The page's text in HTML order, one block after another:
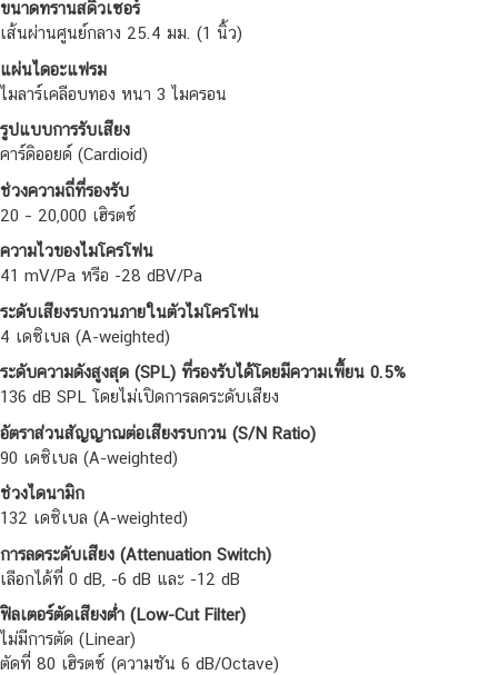
ขนาดทรานสดิวเซอร์
เส้นผ่านศูนย์กลาง 25.4 มม. (1 นิ้ว)
แผ่นไดอะแฟรม
ไมลาร์เคลือบทอง หนา 3 ไมครอน
รูปแบบการรับเสียง
คาร์ดิออยด์ (Cardioid)
ช่วงความถี่ที่รองรับ
20 – 20,000 เฮิรตซ์
ความไวของไมโครโฟน
41 mV/Pa หรือ -28 dBV/Pa
ระดับเสียงรบกวนภายในตัวไมโครโฟน
4 เดซิเบล (A-weighted)
ระดับความดังสูงสุด (SPL) ที่รองรับได้โดยมีความเพี้ยน 0.5%
136 dB SPL โดยไม่เปิดการลดระดับเสียง
อัตราส่วนสัญญาณต่อเสียงรบกวน (S/N Ratio)
90 เดซิเบล (A-weighted)
ช่วงไดนามิก
132 เดซิเบล (A-weighted)
การลดระดับเสียง (Attenuation Switch)
เลือกได้ที่ 0 dB, -6 dB และ -12 dB
ฟิลเตอร์ตัดเสียงต่ำ (Low-Cut Filter)
ไม่มีการตัด (Linear)
ตัดที่ 80 เฮิรตซ์ (ความชัน 6 dB/Octave)